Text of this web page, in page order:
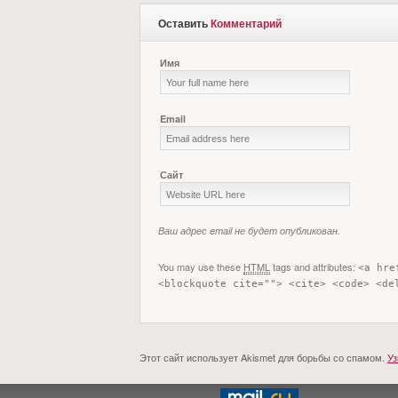
ОставитьКомментарий
Имя
Email
Сайт
Ваш адрес email не будет опубликован.
You may use these HTML tags and attributes: <a
<blockquote cite=""> <cite> <code>
Этот сайт использует Akismet для борьбы со спамом.